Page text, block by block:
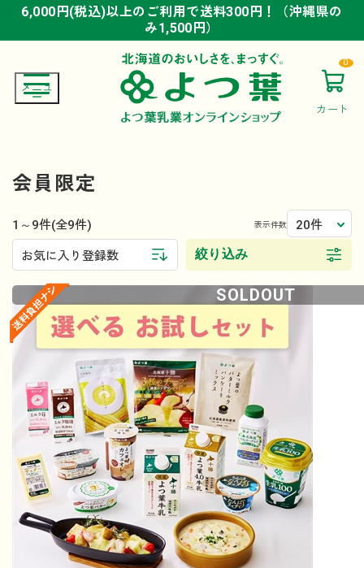
6,000円(税込)以上のご利用で送料300円！（沖縄県の
み1,500円）
6,000円(税込)以上のご利用で送料300円！（沖縄県の
み1,500円）
6,000円(税込)以上のご利用で送料300円！（沖縄県の
み1,500円）
カート
0
会員限定
1～9件(全9件) 表示件数 20件
お気に入り登録数 絞り込み
SOLDOUT